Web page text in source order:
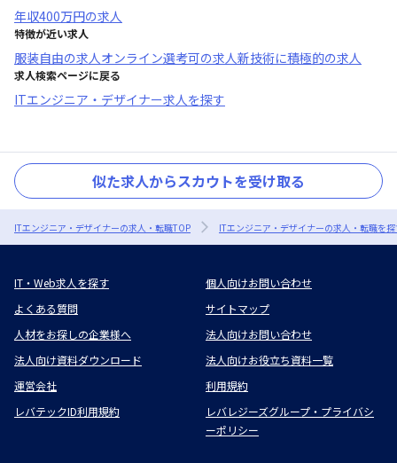
年収400万円の求人
特徴が近い求人
服装自由の求人オンライン選考可の求人新技術に積極的の求人
求人検索ページに戻る
ITエンジニア・デザイナー求人を探す
似た求人からスカウトを受け取る
ITエンジニア・デザイナーの求人・転職TOP ITエンジニア・デザイナーの求人・転職を
IT・Web求人を探す
個人向けお問い合わせ
よくある質問
サイトマップ
人材をお探しの企業様へ
法人向けお問い合わせ
法人向け資料ダウンロード
法人向けお役立ち資料一覧
運営会社
利用規約
レバテックID利用規約
レバレジーズグループ・プライバシ
ーポリシー